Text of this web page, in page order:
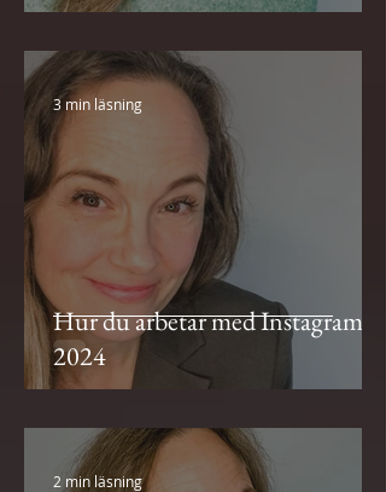
Hur du arbetar med Instagram
2024
3 min läsning
2 min läsning